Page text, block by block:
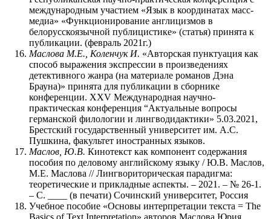
международным участием «Язык в координатах масс-
медиа» «Функционирование англицизмов в
белорусскоязычной публицистике» (статья) принята к
публикации. (февраль 2021г.)
Маслова М.Е., Коленчук И. «Авторская пунктуация как
способ выражения экспрессии в произведениях
детективного жанра (на материале романов Дэна
Брауна)» принята для публикации в сборнике
конференции. XXV Международная научно-
практическая конференция “Актуальные вопросы
германской филологии и лингводидактики» 5.03.2021,
Брестский государственный университет им. А.С.
Пушкина, факультет иностранных языков.
Маслов, Ю.В. Кинотекст как компонент содержания
пособия по деловому английскому языку / Ю.В. Маслов,
М.Е. Маслова // Лингвориторическая парадигма:
теоретические и прикладные аспекты. – 2021. – № 26-1.
– С. ____ (в печати) Сочинский университет, Россия
Учебное пособие «Основы интерпретации текста = The
Basics of Text Interpretation» авторов Маслова Юрия